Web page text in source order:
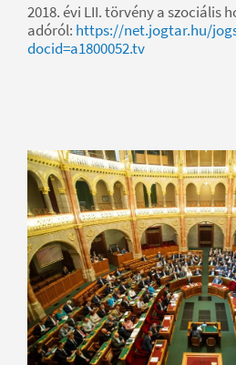
2018. évi LII. törvény a szociális
adóról: https://net.jogtar.hu/
docid=a1800052.tv